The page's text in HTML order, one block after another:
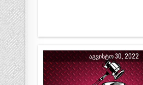
ᲐᲒᲕᲘᲡᲢᲝ 30, 2022